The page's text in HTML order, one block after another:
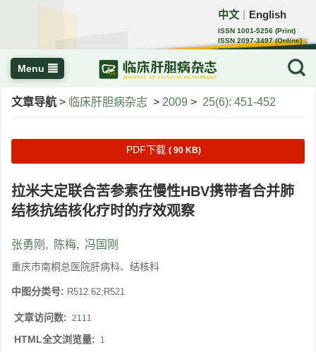
中文 English
ISSN 1001-5256 (Print)
ISSN 2097-3497 (Online)
CN 22-1108/R
Menu
文章导航 > 临床肝胆病杂志 > 2009 > 25(6): 451-452
PDF下载 ( 90 KB)
拉米夫定联合苦参素在慢性HBV携带者合并肺
结核抗结核化疗时的疗效观察
张勇刚 , 陈梅, 冯国刚
重庆市南桐总医院肝病科、结核科
中图分类号: R512.62;R521
文章访问数: 2111
HTML全文浏览量: 1